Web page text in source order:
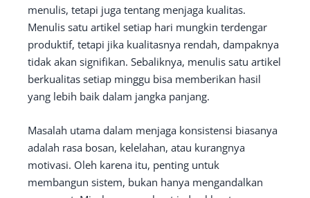
menulis, tetapi juga tentang menjaga kualitas.
Menulis satu artikel setiap hari mungkin terdengar
produktif, tetapi jika kualitasnya rendah, dampaknya
tidak akan signifikan. Sebaliknya, menulis satu artikel
berkualitas setiap minggu bisa memberikan hasil
yang lebih baik dalam jangka panjang.
Masalah utama dalam menjaga konsistensi biasanya
adalah rasa bosan, kelelahan, atau kurangnya
motivasi. Oleh karena itu, penting untuk
membangun sistem, bukan hanya mengandalkan